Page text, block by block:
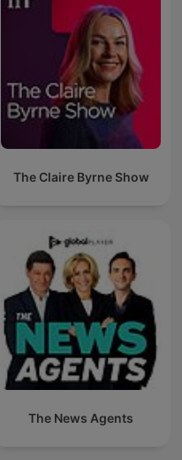
The Claire Byrne Show
The News Agents